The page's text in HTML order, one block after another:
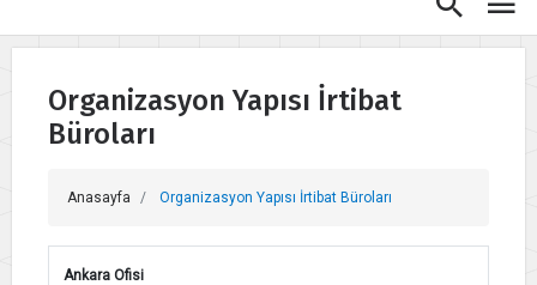
Organizasyon Yapısı İrtibat
Büroları
Anasayfa Organizasyon Yapısı İrtibat Büroları
Ankara Ofisi